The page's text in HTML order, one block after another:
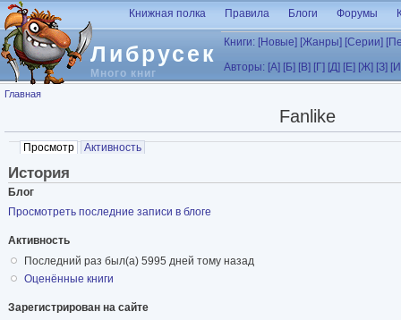
Перейти к основному содержанию
Либрусек
Много книг
Книжная полка Правила Блоги Форумы
Книги: [Новые] [Жанры] [Серии]
Авторы: [А] [Б] [В] [Г] [Д] [Е] [Ж] [З]
Вы здесь
Главная
Fanlike
Главные вкладки
Просмотр (активная вкладка)
Активность
История
Блог
Просмотреть последние записи в блоге
Активность
Последний раз был(а) 5995 дней тому назад
Оценённые книги
Зарегистрирован на сайте